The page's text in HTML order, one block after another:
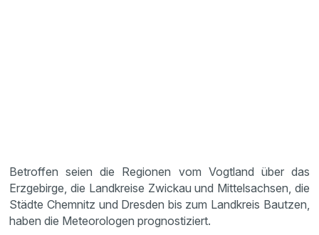
Betroffen seien die Regionen vom Vogtland über das
Erzgebirge, die Landkreise Zwickau und Mittelsachsen, die
Städte Chemnitz und Dresden bis zum Landkreis Bautzen,
haben die Meteorologen prognostiziert.